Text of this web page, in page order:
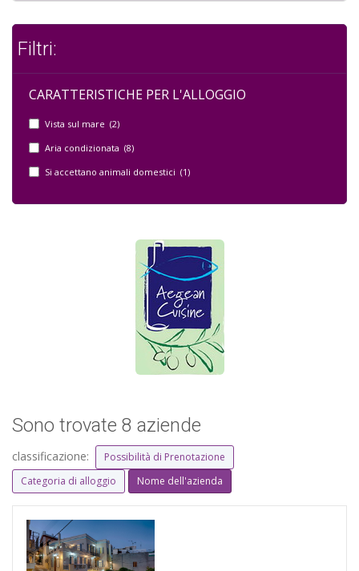
Filtri:
CARATTERISTICHE PER L'ALLOGGIO
Vista sul mare (2)
Aria condizionata (8)
Si accettano animali domestici (1)
Sono trovate 8 aziende
classificazione:
Possibilità di Prenotazione
Categoria di alloggio
Nome dell'azienda